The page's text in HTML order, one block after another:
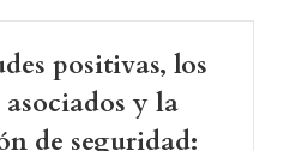
positivas, los
asociados y la
de seguridad: